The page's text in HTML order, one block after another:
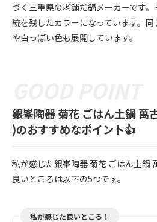
づく三重県の老舗だ鍋メーカーです
統を残したカラーになっています。
や白っぽい色も展開しています。
銀峯陶器 菊花 ごはん土鍋 萬
)のおすすめなポイント👍
私が感じた銀峯陶器 菊花 ごはん土鍋
良いところは以下の5つです。
私が感じた良いところ！